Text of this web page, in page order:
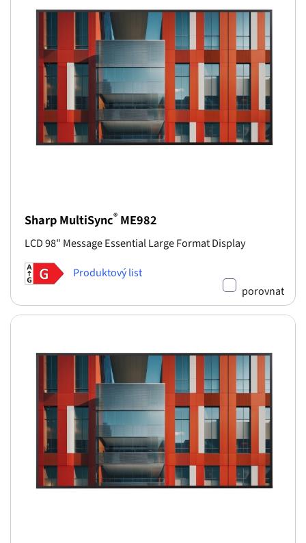
Sharp MultiSync® ME982
LCD 98" Message Essential Large Format Display
Produktový list
porovnat